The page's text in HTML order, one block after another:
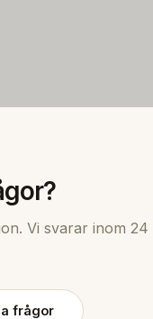
Vi svarar inom 24
frågor